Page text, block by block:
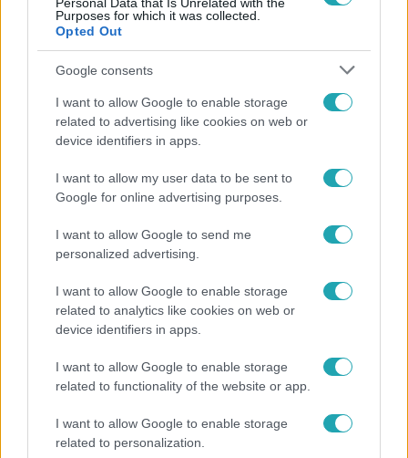
Purposes for which it was collected.
Opted Out
Google consents
I want to allow Google to enable storage
related to advertising like cookies on web or
device identifiers in apps.
I want to allow my user data to be sent to
Google for online advertising purposes.
I want to allow Google to send me
personalized advertising.
I want to allow Google to enable storage
related to analytics like cookies on web or
device identifiers in apps.
I want to allow Google to enable storage
related to functionality of the website or app.
I want to allow Google to enable storage
related to personalization.
2025. július 6. 9:33
Musiala súlyos sérülése a Real–Dortmundot is
Hrutka János helyszíni beszámolója a klubvilágbajnokság
súlyos sérülése.